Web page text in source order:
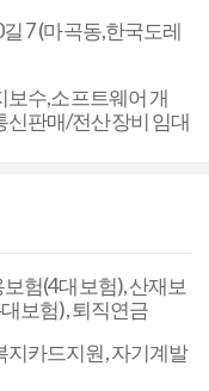
7 (마곡동,한국도레
보수,소프트웨어 개
신판매/전산장비 임대
험(4대보험), 산재보
보험), 퇴직연금
지카드지원, 자기계발